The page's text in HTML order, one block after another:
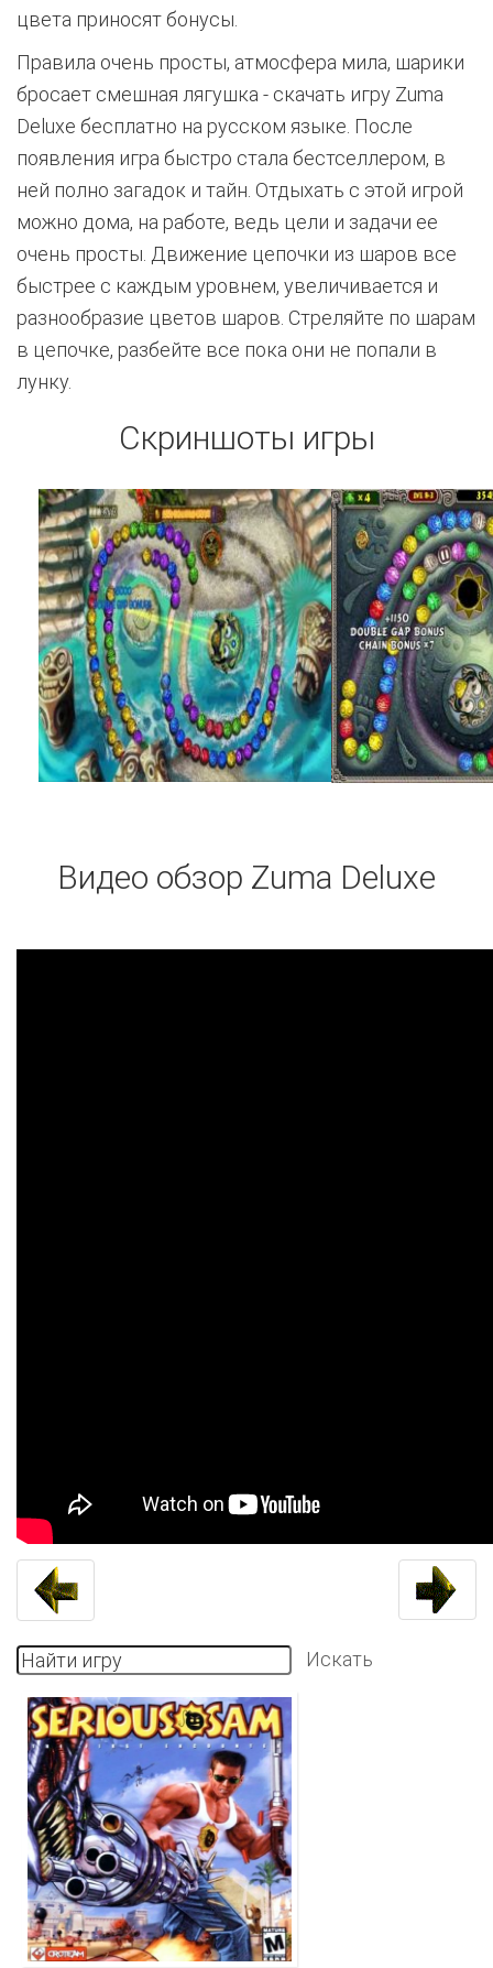
цвета приносят бонусы.
Правила очень просты, атмосфера мила, шарики
бросает смешная лягушка - скачать игру Zuma
Deluxe бесплатно на русском языке. После
появления игра быстро стала бестселлером, в
ней полно загадок и тайн. Отдыхать с этой игрой
можно дома, на работе, ведь цели и задачи ее
очень просты. Движение цепочки из шаров все
быстрее с каждым уровнем, увеличивается и
разнообразие цветов шаров. Стреляйте по шарам
в цепочке, разбейте все пока они не попали в
лунку.
Скриншоты игры
Видео обзор Zuma Deluxe